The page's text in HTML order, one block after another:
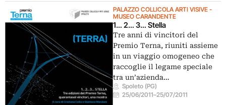
PALAZZO COLLICOLA ARTI VISIVE -
MUSEO CARANDENTE
1… 2… 3… Stella
Tre anni di vincitori del
Premio Terna, riuniti assieme
in un viaggio omogeneo che
raccoglie il legame speciale
tra un’azienda…
Spoleto (PG)
25/06/2011–25/07/2011